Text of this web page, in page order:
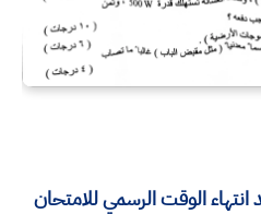
انتهاء الوقت الرسمي للامتحان